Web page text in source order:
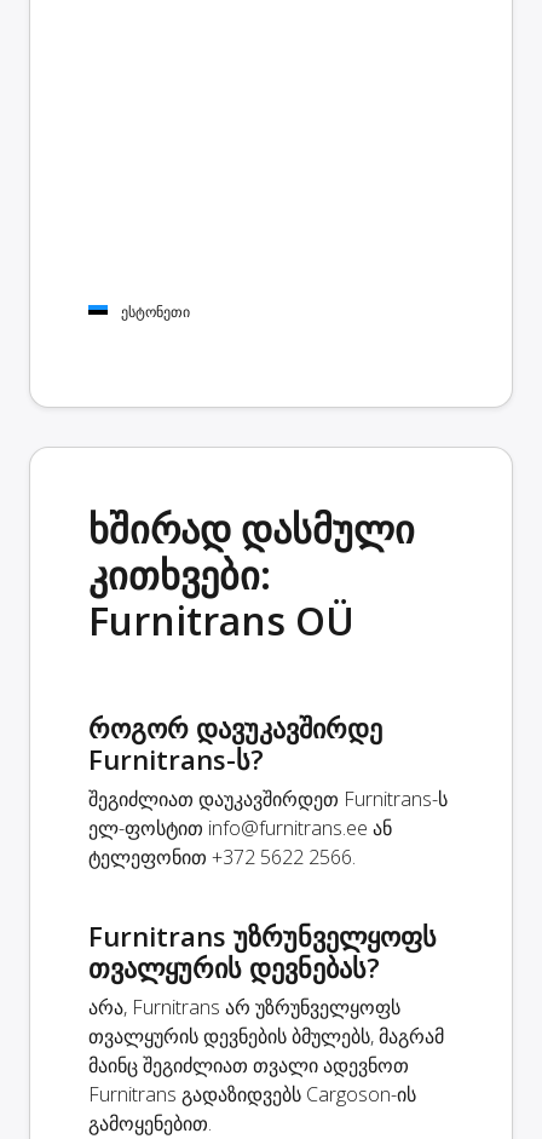
ესტონეთი
ხშირად დასმული
კითხვები:
Furnitrans OÜ
როგორ დავუკავშირდე
Furnitrans-ს?
შეგიძლიათ დაუკავშირდეთ Furnitrans-ს
ელ-ფოსტით info@furnitrans.ee ან
ტელეფონით +372 5622 2566.
Furnitrans უზრუნველყოფს
თვალყურის დევნებას?
არა, Furnitrans არ უზრუნველყოფს
თვალყურის დევნების ბმულებს, მაგრამ
მაინც შეგიძლიათ თვალი ადევნოთ
Furnitrans გადაზიდვებს Cargoson-ის
გამოყენებით.